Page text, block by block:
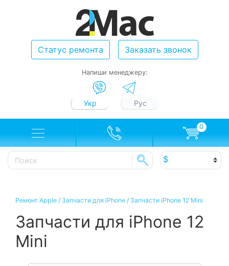
Статус ремонта Заказать звонок
Напиши менеджеру:
Укр Рус
0
Ремонт Apple / Запчасти для iPhone / Запчасти iPhone 12 Mini
Запчасти для iPhone 12
Mini